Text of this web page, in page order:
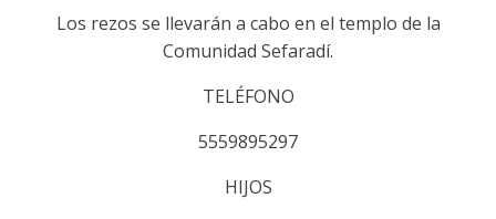
Los rezos se llevarán a cabo en el templo de la
Comunidad Sefaradí.
TELÉFONO
5559895297
HIJOS